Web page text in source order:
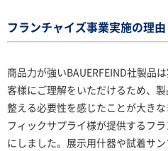
フランチャイズ事業実施の理由
商品力が強いBAUERFEIND社製品
客様にご理解をいただけるため、
整える必要性を感じたことが大き
フィックサプライ様が提供するフ
にしました。展示用什器や試着サ